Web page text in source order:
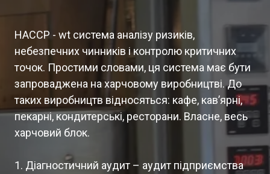
HACCP - wt система аналізу ризиків,
небезпечних чинників і контролю критичних
точок. Простими словами, ця система має бути
запроваджена на харчовому виробництві. До
таких виробництв відносяться: кафе, кавʼярні,
пекарні, кондитерські, ресторани. Власне, весь
харчовий блок.
1. Діагностичний аудит – аудит підприємства